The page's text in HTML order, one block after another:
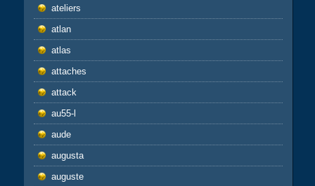
ateliers
atlan
atlas
attaches
attack
au55-l
aude
augusta
auguste